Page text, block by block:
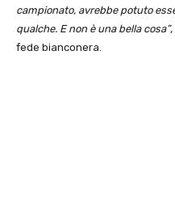
campionato, avrebbe potuto
qualche. E non è una bella cosa”,
fede bianconera.